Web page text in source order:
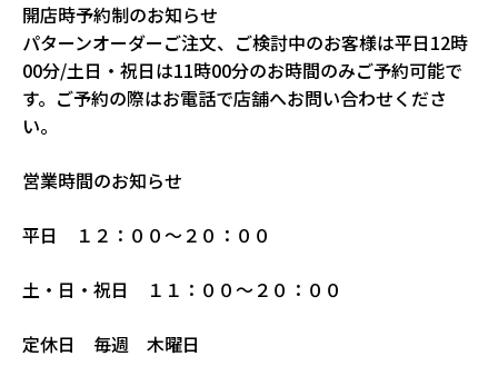
開店時予約制のお知らせ
パターンオーダーご注文、ご検討中のお客様は平日12時
00分/土日・祝日は11時00分のお時間のみご予約可能で
す。ご予約の際はお電話で店舗へお問い合わせくださ
い。
営業時間のお知らせ
平日 １２：００〜２０：００
土・日・祝日 １１：００〜２０：００
定休日 毎週 木曜日